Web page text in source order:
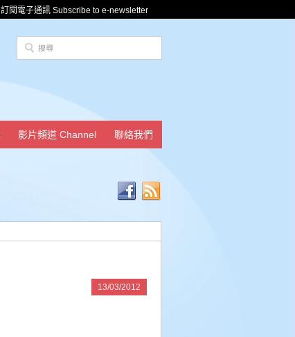
訂閱電子通訊 Subscribe to e-newsletter
影片頻道 Channel 聯絡我們
13/03/2012